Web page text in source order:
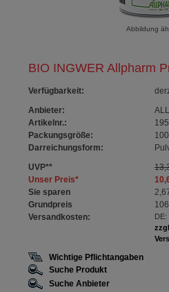
BIO INGWER Allpharm
Verfügbarkeit:
Anbieter:
Artikelnr.:
Packungsgröße:
100
Darreichungsform:
UVP**
Unser Preis*
Sie sparen
Grundpreis
Versandkosten:
Abbildung
Wichtige Pflichtangaben
Suche Produkt
Suche Anbieter